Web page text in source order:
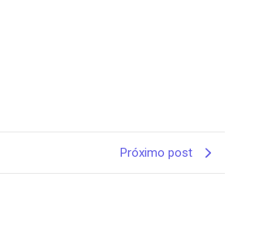
Próximo post